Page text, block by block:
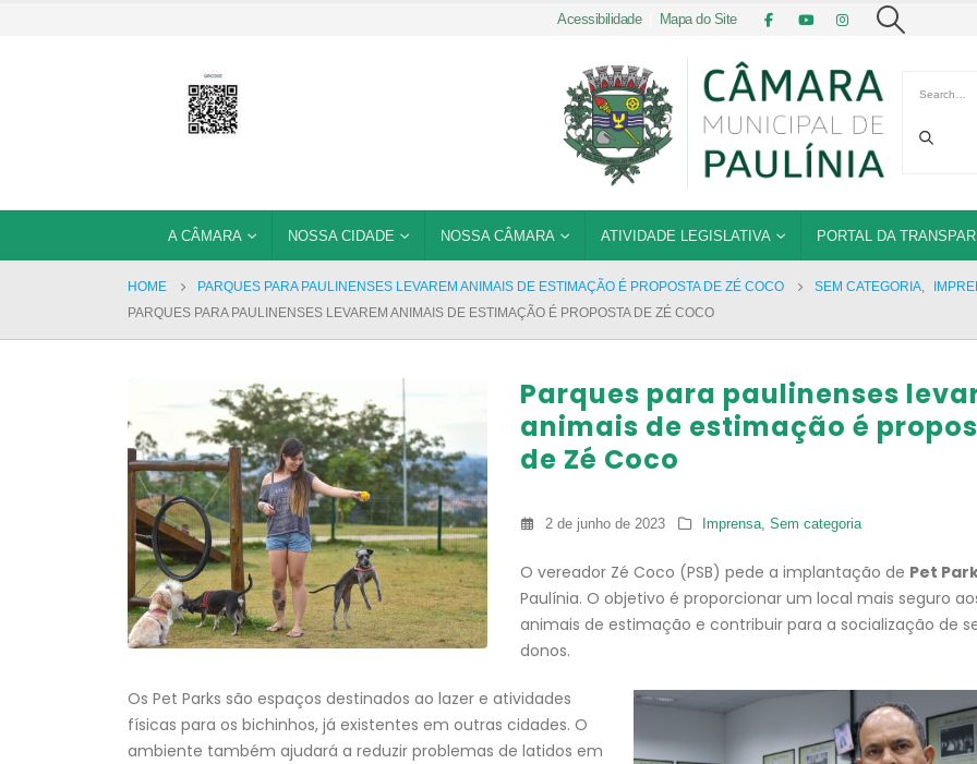
Acessibilidade| Mapa do Site
A CÂMARA NOSSA CIDADE NOSSA CÂMARA ATIVIDADE LEGISLATIVA PORTAL DA
HOME PARQUES PARA PAULINENSES LEVAREM ANIMAIS DE ESTIMAÇÃO É PROPOSTA DE ZÉ COCO SEM CATEGORIA,
PARQUES PARA PAULINENSES LEVAREM ANIMAIS DE ESTIMAÇÃO É PROPOSTA DE ZÉ COCO
Parques para paulinenses
animais de estimação é
de Zé Coco
2 de junho de 2023 Imprensa,Sem categoria
O vereador Zé Coco (PSB) pede a implantação de Pet
Paulínia. O objetivo é proporcionar um local mais seguro
animais de estimação e contribuir para a socialização de
donos.
Os Pet Parks são espaços destinados ao lazer e atividades
físicas para os bichinhos, já existentes em outras cidades. O
ambiente também ajudará a reduzir problemas de latidos em